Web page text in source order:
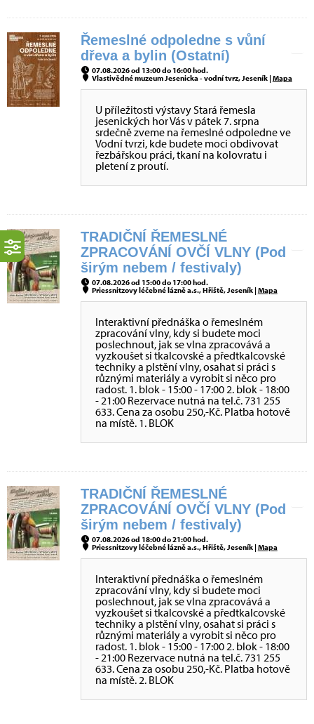
Řemeslné odpoledne s vůní
dřeva a bylin (Ostatní)
07.08.2026 od 13:00 do 16:00 hod.
Vlastivědné muzeum Jesenicka - vodní tvrz, Jeseník |Mapa
U příležitosti výstavy Stará řemesla
jesenických hor Vás v pátek 7. srpna
srdečně zveme na řemeslné odpoledne ve
Vodní tvrzi, kde budete moci obdivovat
řezbářskou práci, tkaní na kolovratu i
pletení z proutí.
TRADIČNÍ ŘEMESLNÉ
ZPRACOVÁNÍ OVČÍ VLNY (Pod
širým nebem / festivaly)
07.08.2026 od 15:00 do 17:00 hod.
Priessnitzovy léčebné lázně a.s., Hřiště, Jeseník |Mapa
Interaktivní přednáška o řemeslném
zpracování vlny, kdy si budete moci
poslechnout, jak se vlna zpracovává a
vyzkoušet si tkalcovské a předtkalcovské
techniky a plstění vlny, osahat si práci s
různými materiály a vyrobit si něco pro
radost. 1. blok - 15:00 - 17:00 2. blok - 18:00
- 21:00 Rezervace nutná na tel.č. 731 255
633. Cena za osobu 250,-Kč. Platba hotově
na místě. 1. BLOK
TRADIČNÍ ŘEMESLNÉ
ZPRACOVÁNÍ OVČÍ VLNY (Pod
širým nebem / festivaly)
07.08.2026 od 18:00 do 21:00 hod.
Priessnitzovy léčebné lázně a.s., Hřiště, Jeseník |Mapa
Interaktivní přednáška o řemeslném
zpracování vlny, kdy si budete moci
poslechnout, jak se vlna zpracovává a
vyzkoušet si tkalcovské a předtkalcovské
techniky a plstění vlny, osahat si práci s
různými materiály a vyrobit si něco pro
radost. 1. blok - 15:00 - 17:00 2. blok - 18:00
- 21:00 Rezervace nutná na tel.č. 731 255
633. Cena za osobu 250,-Kč. Platba hotově
na místě. 2. BLOK